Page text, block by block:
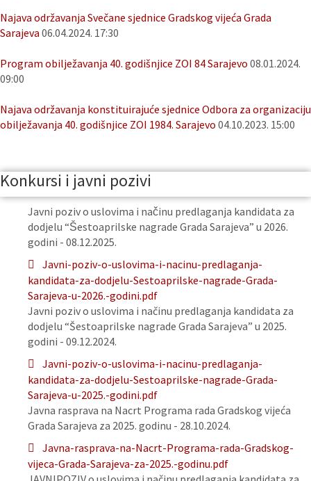
Najava održavanja Svečane sjednice Gradskog vijeća Grada
Sarajeva 06.04.2024. 17:30
Program obilježavanja 40. godišnjice ZOI 84 Sarajevo 08.01.2024.
09:00
Najava održavanja konstituirajuće sjednice Odbora za organizaciju
obilježavanja 40. godišnjice ZOI 1984. Sarajevo 04.10.2023. 15:00
Konkursi i javni pozivi
Javni poziv o uslovima i načinu predlaganja kandidata za
dodjelu “Šestoaprilske nagrade Grada Sarajeva” u 2026.
godini - 08.12.2025.
Javni-poziv-o-uslovima-i-nacinu-predlaganja-
kandidata-za-dodjelu-Sestoaprilske-nagrade-Grada-
Sarajeva-u-2026.-godini.pdf
Javni poziv o uslovima i načinu predlaganja kandidata za
dodjelu “Šestoaprilske nagrade Grada Sarajeva” u 2025.
godini - 09.12.2024.
Javni-poziv-o-uslovima-i-nacinu-predlaganja-
kandidata-za-dodjelu-Sestoaprilske-nagrade-Grada-
Sarajeva-u-2025.-godini.pdf
Javna rasprava na Nacrt Programa rada Gradskog vijeća
Grada Sarajeva za 2025. godinu - 28.10.2024.
Javna-rasprava-na-Nacrt-Programa-rada-Gradskog-
vijeca-Grada-Sarajeva-za-2025.-godinu.pdf